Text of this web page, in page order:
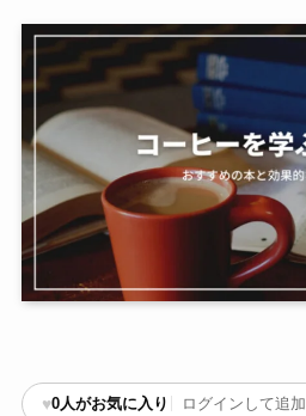
♥0人がお気に入り ログインして追加